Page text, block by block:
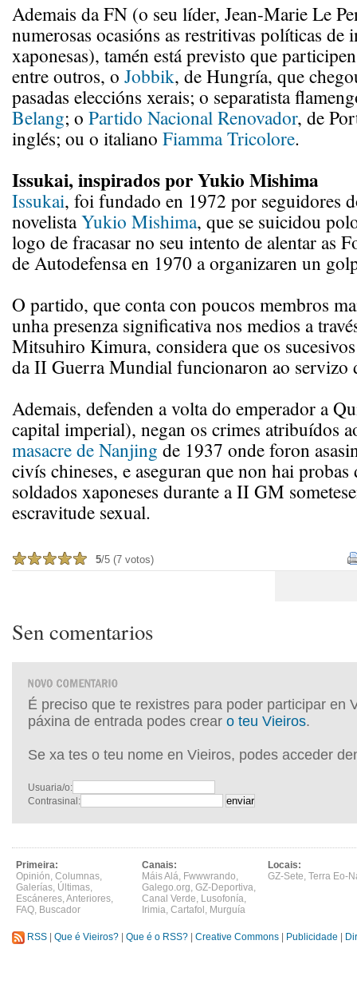
Ademais da FN (o seu líder, Jean-Marie Le
numerosas ocasións as restritivas políticas de
xaponesas), tamén está previsto que
entre outros, o Jobbik, de Hungría, que
pasadas eleccións xerais; o separatista
Belang; o Partido Nacional Renovador, de
inglés; ou o italiano Fiamma Tricolore.
Issukai, inspirados por Yukio Mishima
Issukai, foi fundado en 1972 por seguidores
novelistaYukio Mishima, que se suicidou
logo de fracasar no seu intento de alentar as
de Autodefensa en 1970 a organizaren un
O partido, que conta con poucos membros
unha presenza significativa nos medios a
Mitsuhiro Kimura, considera que os
da II Guerra Mundial funcionaron ao servizo
Ademais, defenden a volta do emperador a
capital imperial), negan os crimes atribuídos
masacre de Nanjing de 1937 onde foron
civís chineses, e aseguran que non hai probas
soldados xaponeses durante a II GM
escravitude sexual.
5/5 (7 votos)
Sen comentarios
É preciso que te rexistres para poder participar en
páxina de entrada podes crear o teu Vieiros.
Se xa tes o teu nome en Vieiros, podes acceder
Usuaria/o:
Contrasinal:
Primeira:
Opinión, Columnas,
Galerías, Últimas,
Escáneres,Anteriores,
FAQ, Buscador
Canais:
Máis Alá, Fwwwrando,
Galego.org, GZ-Deportiva,
Canal Verde, Lusofonía,
Irimia, Cartafol , Murguía
Locais:
GZ-Sete, Terra Eo-
RSS Que é Vieiros? Que é o RSS? Creative Commons Publicidade